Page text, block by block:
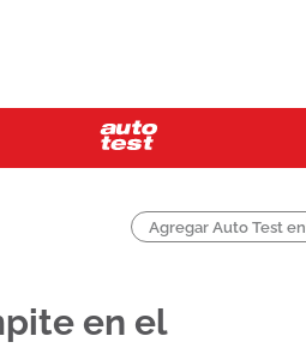
Agregar Auto Test en
en el